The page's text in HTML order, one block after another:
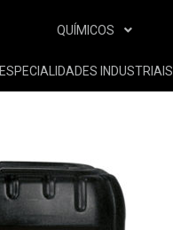
QUÍMICOS
ESPECIALIDADES INDUSTRIAIS